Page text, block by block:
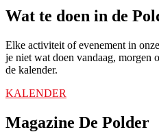
Wat te doen in de
Elke activiteit of evenement in
je niet wat doen vandaag, morgen
de kalender.
KALENDER
Magazine De Polder